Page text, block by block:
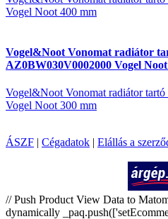
Vogel Noot 400 mm
Vogel&Noot Vonomat radiátor
AZ0BW030V0002000 Vogel
Vogel&Noot Vonomat radiátor
Vogel Noot 300 mm
ÁSZF | Cégadatok | Elállás a
// Push Product View Data to
dynamically